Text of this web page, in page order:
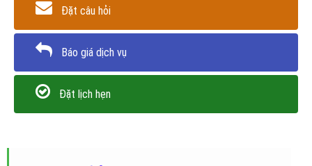
Đặt câu hỏi
Báo giá dịch vụ
Đặt lịch hẹn